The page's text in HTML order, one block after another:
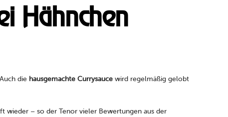
Hähnchen
die hausgemachte Currysauce wird regelmäßig gelobt
wieder – so der Tenor vieler Bewertungen aus der